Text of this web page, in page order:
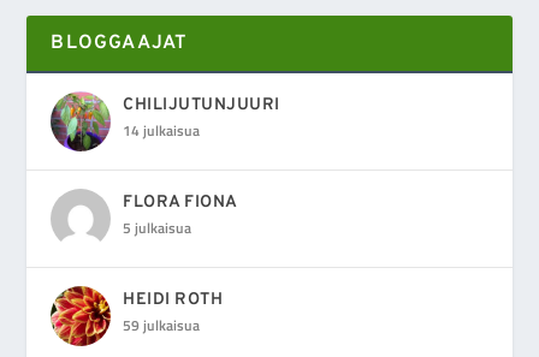
BLOGGAAJAT
CHILIJUTUNJUURI
14 julkaisua
FLORA FIONA
5 julkaisua
HEIDI ROTH
59 julkaisua